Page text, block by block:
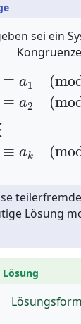
sei ein
≡ a1 (
≡ a2 (
⋮
≡ ak (
a1( modm
Lösung